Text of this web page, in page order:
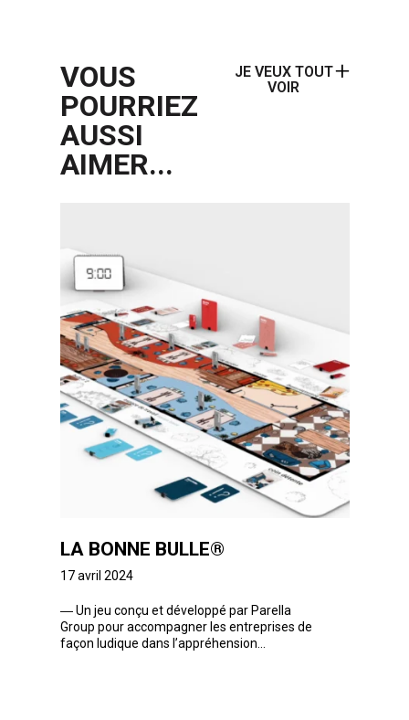
VOUS
POURRIEZ
AUSSI
AIMER...
JE VEUX TOUT
VOIR
LA BONNE BULLE®
17 avril 2024
―Un jeu conçu et développé par Parella
Group pour accompagner les entreprises de
façon ludique dans l’appréhension...